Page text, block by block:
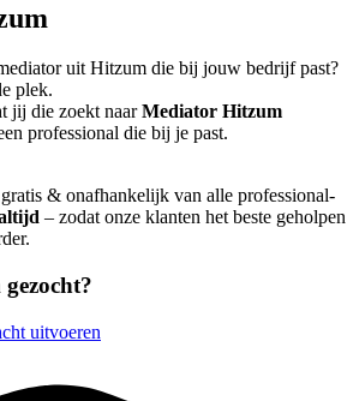
uit Hitzum die bij jouw bedrijf past?
plek.
jij die zoekt naarMediator Hitzum
professional die bij je past.
& onafhankelijk van alle professional-
– zodat onze klanten het beste geholpen
uitvoeren